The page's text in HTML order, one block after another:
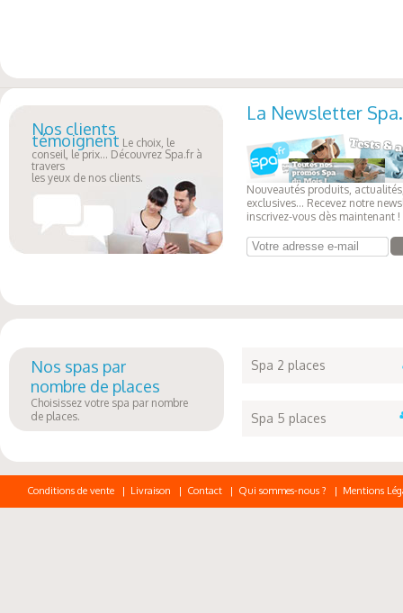
Nos clients
témoignent Le choix, le
conseil, le prix... Découvrez Spa.fr à
travers
les yeux de nos clients.
La Newsletter
Nouveautés produits,
exclusives... Recevez notre
inscrivez-vous dès maintenant !
Votre adresse e-mail
Nos spas par
nombre de places
Choisissez votre spa par nombre
de places.
Spa 2 places
Spa 5 places
Conditions de vente | Livraison | Contact | Qui sommes-nous ? | Mentions